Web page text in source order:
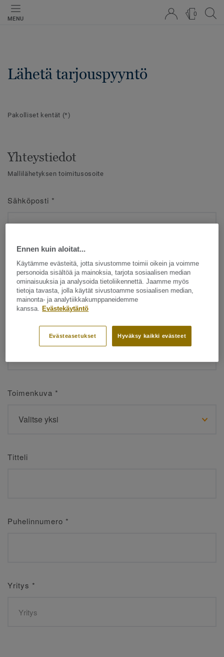
MENU
0
Lähetä tarjouspyyntö
Pakolliset kentät (*)
Yhteystiedot
Mallilähetyksen toimitusosoite
Sähköposti *
Etunimi*
Sukunimi*
Toimenkuva *
Titteli
Puhelinnumero *
Yritys *
Ennen kuin aloitat...
Käytämme evästeitä, jotta sivustomme toimii oikein ja voimme
personoida sisältöä ja mainoksia, tarjota sosiaalisen median
ominaisuuksia ja analysoida tietoliikennettä. Jaamme myös
tietoja tavasta, jolla käytät sivustoamme sosiaalisen median,
mainonta- ja analytiikkakumppaneidemme
kanssa.
Evästekäytäntö
Hyväksy kaikki evästeet
Evästeasetukset